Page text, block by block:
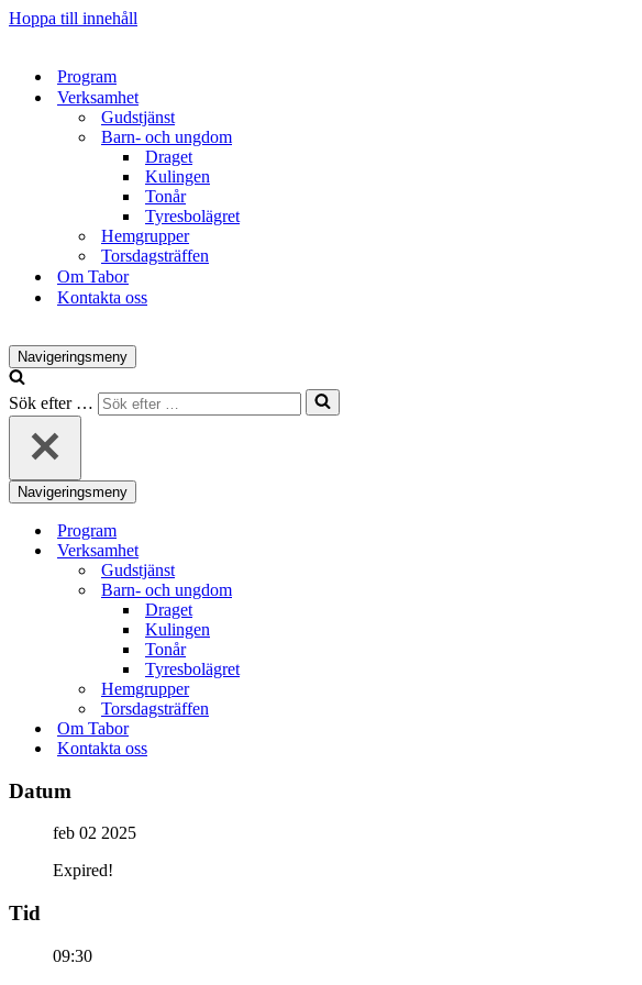
Hoppa till innehåll
Program
Verksamhet
Gudstjänst
Barn- och ungdom
Draget
Kulingen
Tonår
Tyresbolägret
Hemgrupper
Torsdagsträffen
Om Tabor
Kontakta oss
Navigeringsmeny
Sök efter …
Navigeringsmeny
Program
Verksamhet
Gudstjänst
Barn- och ungdom
Draget
Kulingen
Tonår
Tyresbolägret
Hemgrupper
Torsdagsträffen
Om Tabor
Kontakta oss
Datum
feb 02 2025
Expired!
Tid
09:30